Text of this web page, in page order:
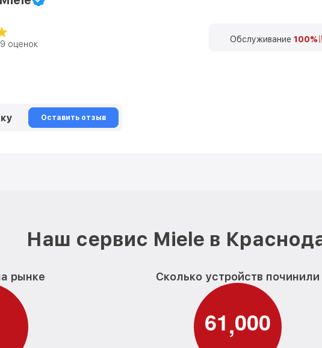
оценок Обслуживание 100%
Оставить отзыв
Наш сервис Miele в
рынке Сколько устройств починили
61,000